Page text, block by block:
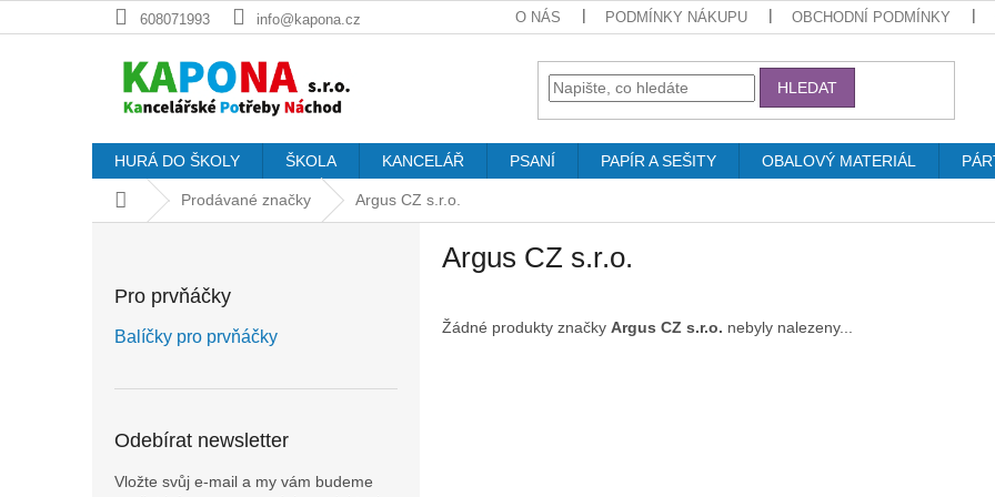
na
608071993 info@kapona.cz O NÁS PODMÍNKY NÁKUPU OBCHODNÍ PODMÍNKY
HLEDAT
HURÁ DO ŠKOLY ŠKOLA KANCELÁŘ PSANÍ PAPÍR A SEŠITY OBALOVÝ MATERIÁL
Domů Prodávané značky Argus CZ s.r.o.
Pro prvňáčky
Balíčky pro prvňáčky
Odebírat newsletter
Vložte svůj e-mail a my vám budeme
Argus CZ s.r.o.
Žádné produkty značky Argus CZ s.r.o. nebyly nalezeny...